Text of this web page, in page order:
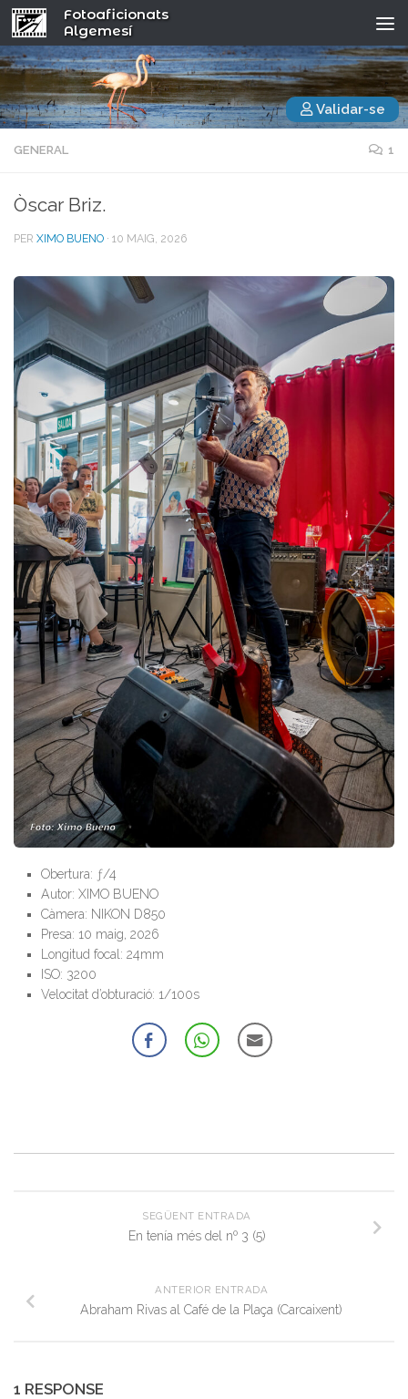
Fotoaficionats
Algemesí
Validar-se
GENERAL 1
Òscar Briz.
PER XIMO BUENO · 10 MAIG, 2026
Obertura: ƒ/4
Autor: XIMO BUENO
Càmera: NIKON D850
Presa: 10 maig, 2026
Longitud focal: 24mm
ISO: 3200
Velocitat d’obturació: 1/100s
SEGÜENT ENTRADA
En tenía més del nº 3 (5)
ANTERIOR ENTRADA
Abraham Rivas al Café de la Plaça (Carcaixent)
1 RESPONSE